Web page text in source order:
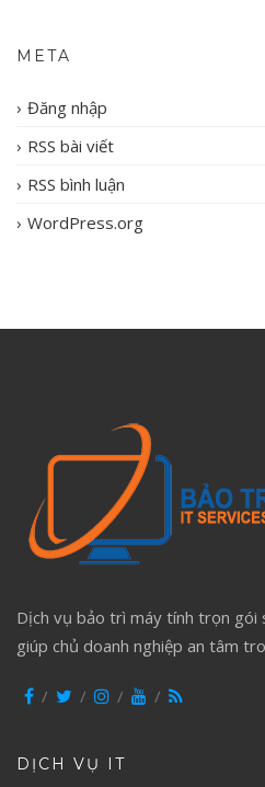
META
Đăng nhập
RSS bài viết
RSS bình luận
WordPress.org
Dịch vụ bảo trì máy tính trọn gói
giúp chủ doanh nghiệp an tâm
DỊCH VỤ IT